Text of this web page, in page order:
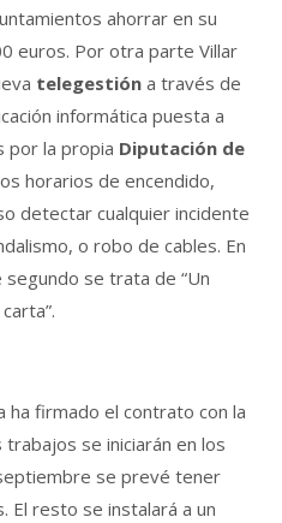
ahorrar en su
euros. Por otra parte Villar
telegestión a través de
informática puesta a
por la propia Diputación de
horarios de encendido,
detectar cualquier incidente
o robo de cables. En
se trata de “Un
ha firmado el contrato con la
se iniciarán en los
se prevé tener
El resto se instalará a un